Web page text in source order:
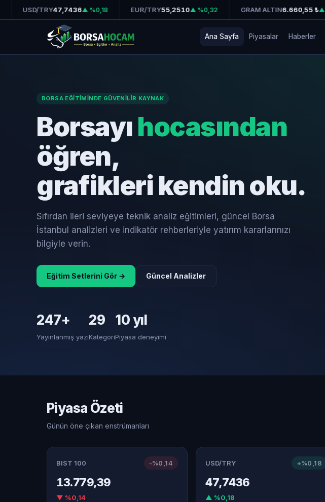
USD/TRY47,7436▲ %0,18 EUR/TRY55,2510▲ %0,32 GRAM ALTIN6.660,55 ₺▲ %2,59
Ana Sayfa Piyasalar Haberler
BORSA EĞITIMINDE GÜVENILIR KAYNAK
Borsayıhocasından
öğren,
grafikleri kendin oku.
Sıfırdan ileri seviyeye teknik analiz eğitimleri, güncel Borsa
İstanbul analizleri ve indikatör rehberleriyle yatırım kararlarınızı
bilgiyle verin.
Eğitim Setlerini Gör → Güncel Analizler
247+
Yayınlanmış yazı
29
Kategori
10 yıl
Piyasa deneyimi
Piyasa Özeti
Günün öne çıkan enstrümanları
BIST 100 -%0,14
13.779,39
▼ %0,14
USD/TRY +%0,18
47,7436
▲ %0,18